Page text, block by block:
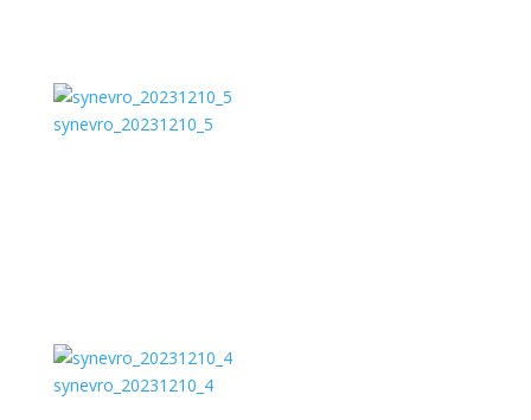
synevro_20231210_5
synevro_20231210_4